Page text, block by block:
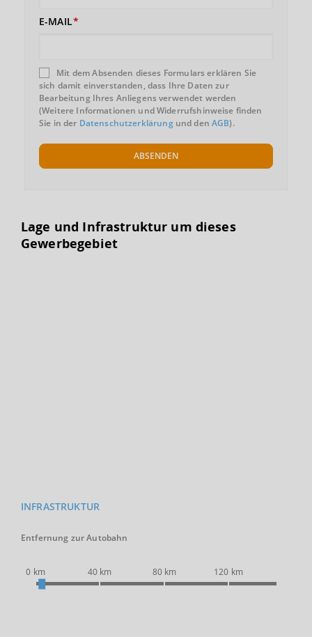
E-MAIL
Mit dem Absenden dieses Formulars erklären Sie
sich damit einverstanden, dass Ihre Daten zur
Bearbeitung Ihres Anliegens verwendet werden
(Weitere Informationen und Widerrufshinweise finden
Sie in der Datenschutzerklärungund denAGB).
ABSENDEN
Lage und Infrastruktur um dieses
Gewerbegebiet
INFRASTRUKTUR
Entfernung zur Autobahn
0 km 40 km 80 km 120 km